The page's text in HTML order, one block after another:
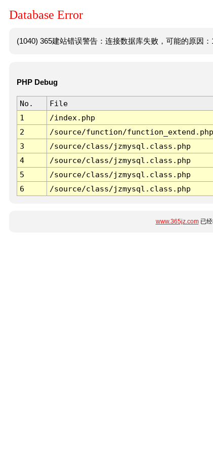
Database Error
(1040) 365建站错误警告：连接数据库失败，可能的原因
PHP Debug
No. File
1
/index.php
2
/source/function/function_extend.php
3
/source/class/jzmysql.class.php
4
/source/class/jzmysql.class.php
5
/source/class/jzmysql.class.php
6
/source/class/jzmysql.class.php
www.365jz.com已经